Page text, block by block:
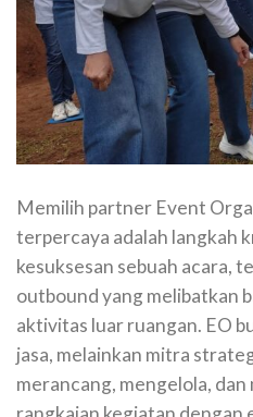
Memilih partner Event
terpercaya adalah langkah
kesuksesan sebuah acara,
outbound yang melibatkan
aktivitas luar ruangan. EO
jasa, melainkan mitra
merancang, mengelola,